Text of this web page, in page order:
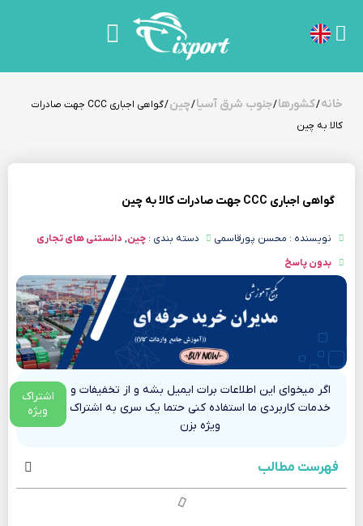
خانه/کشورها/جنوب شرق آسیا/چین
/ گواهی اجباری CCC جهت صادرات
کالا به چین
گواهی اجباری CCC جهت صادرات کالا به چین
نویسنده : محسن پورقاسمی دسته بندی :چین, دانستنی های تجاری
بدون پاسخ
اگر میخوای این اطلاعات برات ایمیل بشه و از تخفیفات و
خدمات کاربردی ما استفاده کنی حتما یک سری به اشتراک
ویژه بزن
اشتراک
ویژه
فهرست مطالب